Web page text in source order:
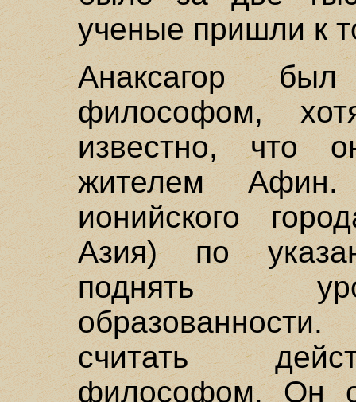
ученые пришли к
Анаксагор
философом,
известно, что
жителем
ионийского
Азия) по
поднять
считать
философом. Он